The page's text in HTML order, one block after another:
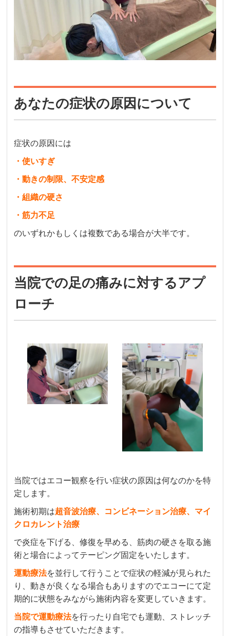
あなたの症状の原因について
症状の原因には
・使いすぎ
・動きの制限、不安定感
・組織の硬さ
・筋力不足
のいずれかもしくは複数である場合が大半です。
当院での足の痛みに対するアプ
ローチ
当院ではエコー観察を行い症状の原因は何なのかを特
定します。
施術初期は超音波治療、コンビネーション治療、マイ
クロカレント治療
で炎症を下げる、修復を早める、筋肉の硬さを取る施
術と場合によってテーピング固定をいたします。
運動療法を並行して行うことで症状の軽減が見られた
り、動きが良くなる場合もありますのでエコーにて定
期的に状態をみながら施術内容を変更していきます。
当院で運動療法を行ったり自宅でも運動、ストレッチ
の指導もさせていただきます。